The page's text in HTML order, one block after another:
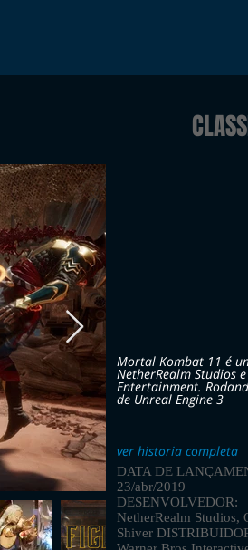
Mortal Kombat 11 é
NetherRealm Studios
Entertainment.
de Unreal Engine 3
ver historia completa
DATA DE
23/abr/2019
DESENVOLVEDOR:
NetherRealm Studios,
Shiver